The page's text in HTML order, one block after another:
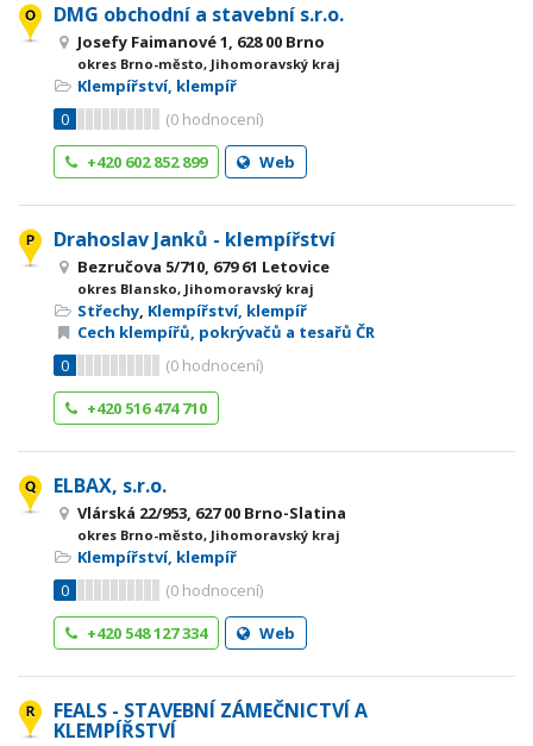
DMG obchodní a stavební s.r.o.
Josefy Faimanové 1, 628 00 Brno
okres Brno-město, Jihomoravský kraj
Klempířství, klempíř
0
(0 hodnocení)
+420 602 852 899
Web
Drahoslav Janků - klempířství
Bezručova 5/710, 679 61 Letovice
okres Blansko, Jihomoravský kraj
Střechy, Klempířství, klempíř
Cech klempířů, pokrývačů a tesařů ČR
0
(0 hodnocení)
+420 516 474 710
ELBAX, s.r.o.
Vlárská 22/953, 627 00 Brno-Slatina
okres Brno-město, Jihomoravský kraj
Klempířství, klempíř
0
(0 hodnocení)
+420 548 127 334
Web
FEALS - STAVEBNÍ ZÁMEČNICTVÍ A
KLEMPÍŘSTVÍ